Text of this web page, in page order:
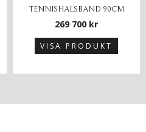
TENNISHALSBAND 90CM
269 700 kr
VISA PRODUKT